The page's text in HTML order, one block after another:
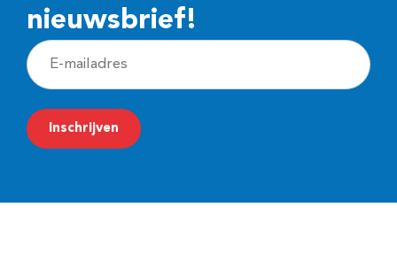
nieuwsbrief!
E
-
m
a
Inschrijven